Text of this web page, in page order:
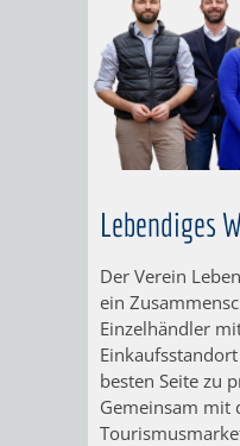
SCHÜTZEN
-
KINDER
/
/
Lebendiges
Der Verein
ein
Einzelhändler
besten Seite zu
Gemeinsam mit